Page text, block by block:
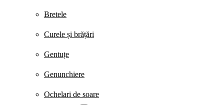
Bretele
Curele și brățări
Gentuțe
Genunchiere
Ochelari de soare